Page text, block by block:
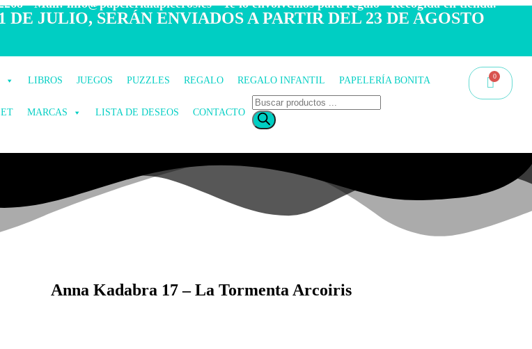
- Mail: info@papelerialapiceros.es - Te lo envolvemos para regalo - Recogida en tienda.
JULIO, SERÁN ENVIADOS A PARTIR DEL 23 DE AGOSTO
LIBROS JUEGOS PUZZLES REGALO REGALO INFANTIL PAPELERÍA BONITA
MARCAS LISTA DE DESEOS CONTACTO
Anna Kadabra 17 – La Tormenta Arcoiris